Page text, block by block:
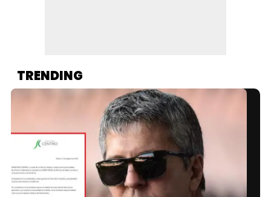
TRENDING